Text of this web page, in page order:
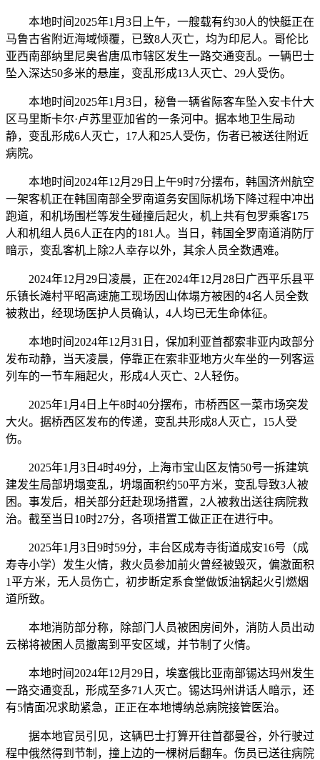
本地时间2025年1月3日上午，一艘载有约30人的快艇正在
马鲁古省附近海域倾覆，已致8人灭亡，均为印尼人。哥伦比
亚西南部纳里尼奥省唐瓜市辖区发生一路交通变乱。一辆巴士
坠入深达50多米的悬崖，变乱形成13人灭亡、29人受伤。
本地时间2025年1月3日，秘鲁一辆省际客车坠入安卡什大
区马里斯卡尔·卢苏里亚加省的一条河中。据本地卫生局动
静，变乱形成6人灭亡，17人和25人受伤，伤者已被送往附近
病院。
本地时间2024年12月29日上午9时7分摆布，韩国济州航空
一架客机正在韩国南部全罗南道务安国际机场下降过程中冲出
跑道，和机场围栏等发生碰撞后起火，机上共有包罗乘客175
人和机组人员6人正在内的181人。当日，韩国全罗南道消防厅
暗示，变乱客机上除2人幸存以外，其余人员全数遇难。
2024年12月29日凌晨，正在2024年12月28日广西平乐县平
乐镇长滩村平昭高速施工现场因山体塌方被困的4名人员全数
被救出，经现场医护人员确认，4人均已无生命体征。
本地时间2024年12月31日，保加利亚首都索非亚内政部分
发布动静，当天凌晨，停靠正在索非亚地方火车坐的一列客运
列车的一节车厢起火，形成4人灭亡、2人轻伤。
2025年1月4日上午8时40分摆布，市桥西区一菜市场突发
大火。据桥西区发布的传递，变乱共形成8人灭亡，15人受
伤。
2025年1月3日4时49分，上海市宝山区友情50号一拆建筑
建发生局部坍塌变乱，坍塌面积约50平方米，变乱导致3人被
困。事发后，相关部分赶赴现场措置，2人被救出送往病院救
治。截至当日10时27分，各项措置工做正正在进行中。
2025年1月3日9时59分，丰台区成寿寺街道成安16号（成
寿寺小学）发生火情，救火员参加前火曾经被毁灭，偏激面积
1平方米，无人员伤亡，初步断定系食堂做饭油锅起火引燃烟
道所致。
本地消防部分称，除部门人员被困房间外，消防人员出动
云梯将被困人员撤离到平安区域，并节制了火情。
本地时间2024年12月29日，埃塞俄比亚南部锡达玛州发生
一路交通变乱，形成至多71人灭亡。锡达玛州讲话人暗示，还
有5情面况求助紧急，正正在本地博纳总病院接管医治。
据本地官员引见，这辆巴士打算开往首都曼谷，外行驶过
程中俄然得到节制，撞上边的一棵树后翻车。伤员已送往病院